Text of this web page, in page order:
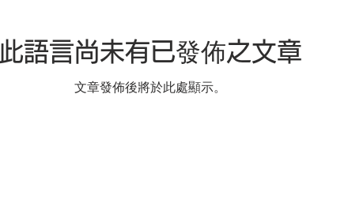
此語言尚未有已發佈之文章
文章發佈後將於此處顯示。